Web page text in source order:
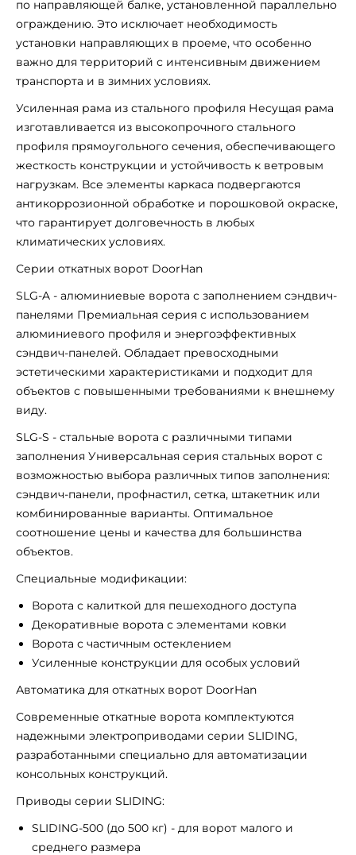
по направляющей балке, установленной параллельно
ограждению. Это исключает необходимость
установки направляющих в проеме, что особенно
важно для территорий с интенсивным движением
транспорта и в зимних условиях.
Усиленная рама из стального профиля Несущая рама
изготавливается из высокопрочного стального
профиля прямоугольного сечения, обеспечивающего
жесткость конструкции и устойчивость к ветровым
нагрузкам. Все элементы каркаса подвергаются
антикоррозионной обработке и порошковой окраске,
что гарантирует долговечность в любых
климатических условиях.
Серии откатных ворот DoorHan
SLG-A - алюминиевые ворота с заполнением сэндвич-
панелями Премиальная серия с использованием
алюминиевого профиля и энергоэффективных
сэндвич-панелей. Обладает превосходными
эстетическими характеристиками и подходит для
объектов с повышенными требованиями к внешнему
виду.
SLG-S - стальные ворота с различными типами
заполнения Универсальная серия стальных ворот с
возможностью выбора различных типов заполнения:
сэндвич-панели, профнастил, сетка, штакетник или
комбинированные варианты. Оптимальное
соотношение цены и качества для большинства
объектов.
Специальные модификации:
Ворота с калиткой для пешеходного доступа
Декоративные ворота с элементами ковки
Ворота с частичным остеклением
Усиленные конструкции для особых условий
Автоматика для откатных ворот DoorHan
Современные откатные ворота комплектуются
надежными электроприводами серии SLIDING,
разработанными специально для автоматизации
консольных конструкций.
Приводы серии SLIDING:
SLIDING-500 (до 500 кг) - для ворот малого и
среднего размера